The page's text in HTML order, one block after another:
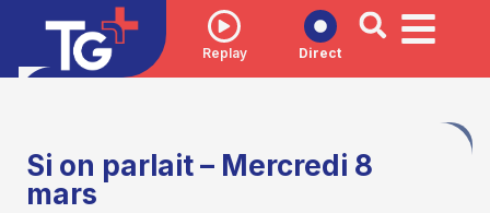
Replay Direct
Si on parlait – Mercredi 8
mars